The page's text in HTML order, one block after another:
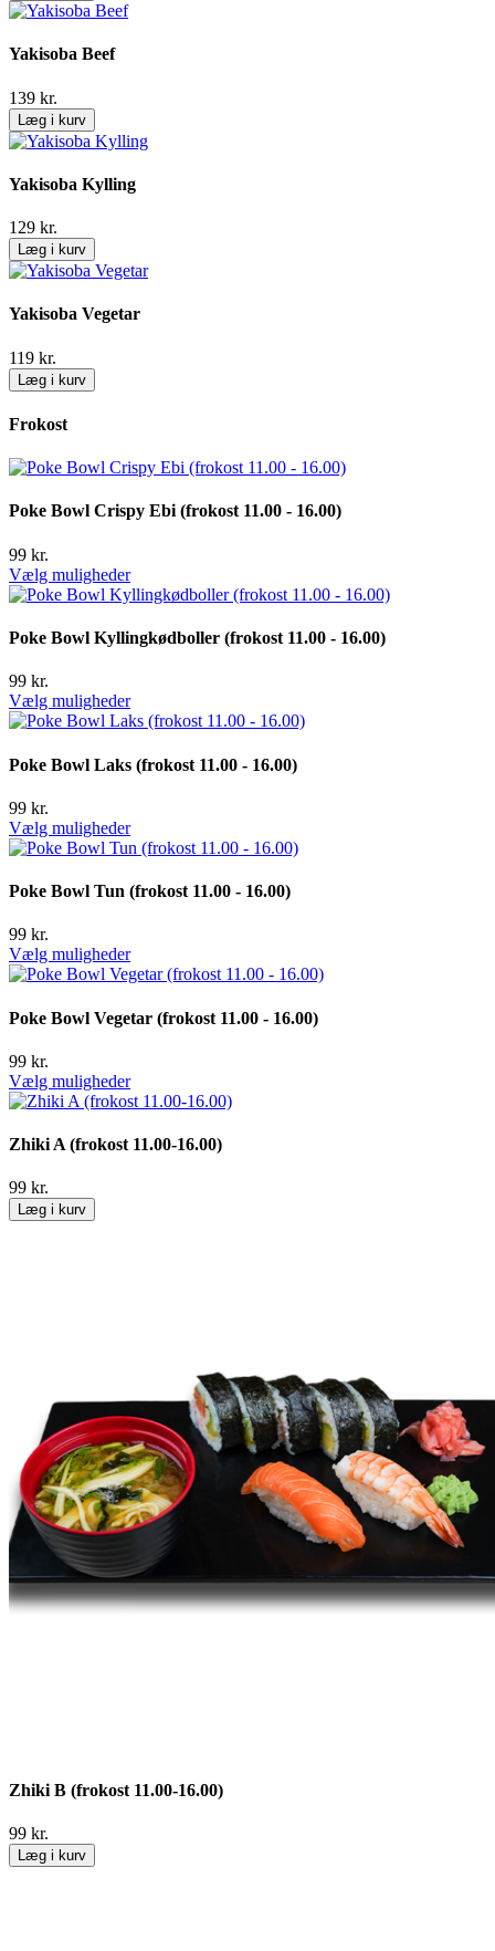
Yakisoba Beef
139 kr.
Læg i kurv
Yakisoba Kylling
129 kr.
Læg i kurv
Yakisoba Vegetar
119 kr.
Læg i kurv
Frokost
Poke Bowl Crispy Ebi (frokost 11.00 - 16.00)
99 kr.
Vælg muligheder
Poke Bowl Kyllingkødboller (frokost 11.00 - 16.00)
99 kr.
Vælg muligheder
Poke Bowl Laks (frokost 11.00 - 16.00)
99 kr.
Vælg muligheder
Poke Bowl Tun (frokost 11.00 - 16.00)
99 kr.
Vælg muligheder
Poke Bowl Vegetar (frokost 11.00 - 16.00)
99 kr.
Vælg muligheder
Zhiki A (frokost 11.00-16.00)
99 kr.
Læg i kurv
Zhiki B (frokost 11.00-16.00)
99 kr.
Læg i kurv